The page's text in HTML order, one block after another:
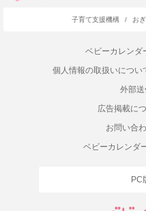
子育て支援機構 / お
ベビーカレンダ
個人情報の取扱いについ
外部
広告掲載に
お問い合
ベビーカレンダ
PC